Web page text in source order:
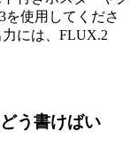
を使用してくださ
には、FLUX.2
う書けばい